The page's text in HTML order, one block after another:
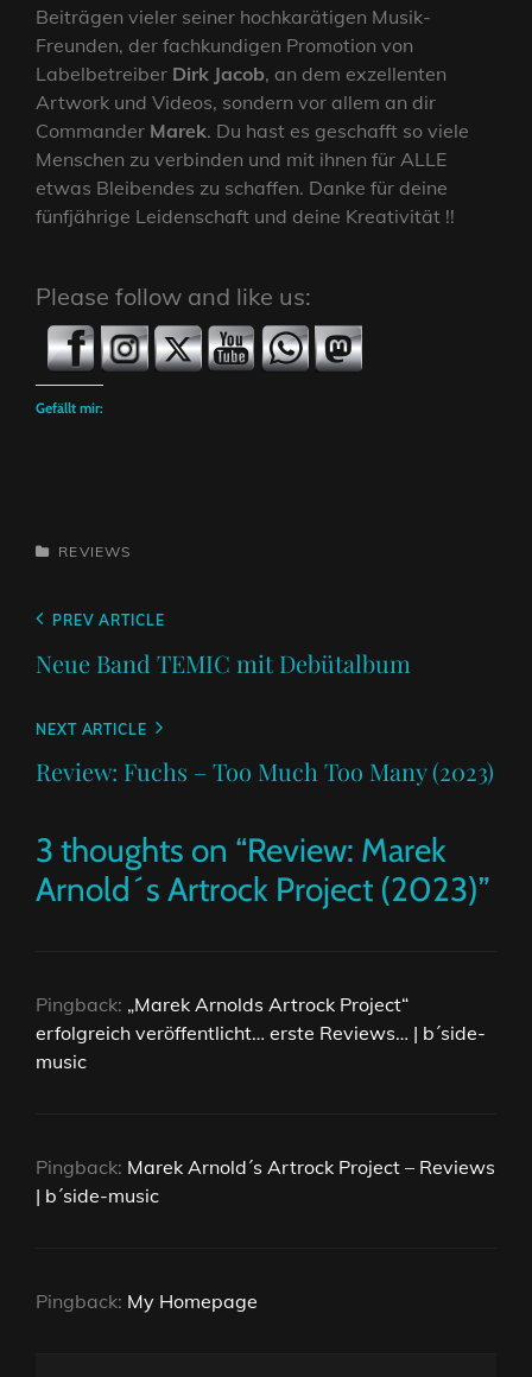
Beiträgen vieler seiner hochkarätigen Musik-
Freunden, der fachkundigen Promotion von
Labelbetreiber Dirk Jacob, an dem exzellenten
Artwork und Videos, sondern vor allem an dir
Commander Marek. Du hast es geschafft so viele
Menschen zu verbinden und mit ihnen für ALLE
etwas Bleibendes zu schaffen. Danke für deine
fünfjährige Leidenschaft und deine Kreativität !!
Please follow and like us:
Gefällt mir:
CATEGORIES
REVIEWS
Beitragsnavigation
Previous
PREV ARTICLE
Neue Band TEMIC mit Debütalbum
Next
NEXT ARTICLE
Review: Fuchs – Too Much Too Many (2023)
3 thoughts on “Review: Marek
Arnold´s Artrock Project (2023)”
Pingback: „Marek Arnolds Artrock Project“
erfolgreich veröffentlicht… erste Reviews… | b´side-
music
Pingback: Marek Arnold´s Artrock Project – Reviews
| b´side-music
Pingback: My Homepage